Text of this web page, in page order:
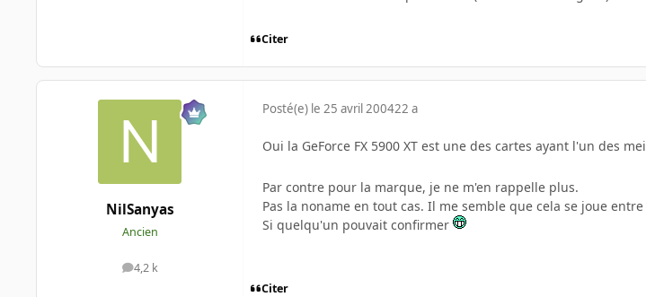
Citer
NilSanyas
Ancien
4,2 k
messages
Posté(e) le 25 avril 200422 a
Oui la GeForce FX 5900 XT est une des cartes ayant l'un des
Par contre pour la marque, je ne m'en rappelle plus.
Pas la noname en tout cas. Il me semble que cela se joue
Si quelqu'un pouvait confirmer
Citer